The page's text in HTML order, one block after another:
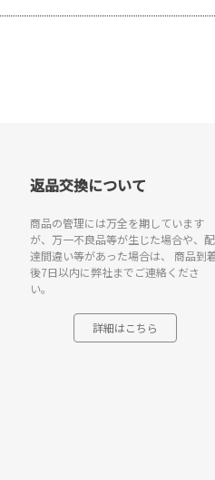
返品交換について
商品の管理には万全を期しています
が、万一不良品等が生じた場合や、配
達間違い等があった場合は、 商品到
後7日以内に弊社までご連絡くださ
い。
詳細はこちら